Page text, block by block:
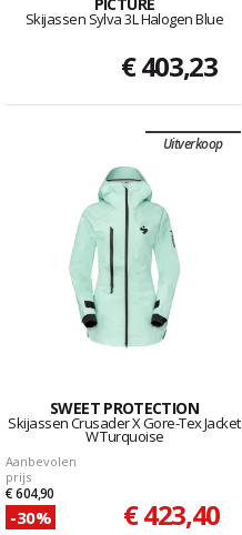
PICTURE
Skijassen Sylva 3L Halogen Blue
€ 403,23
Uitverkoop
SWEET PROTECTION
Skijassen Crusader X Gore-Tex Jacket
W Turquoise
Aanbevolen
prijs
€ 604,90
-30% € 423,40